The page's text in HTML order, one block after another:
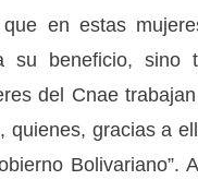
en estas
su beneficio,
del Cnae
gracias a
Bolivariano”.